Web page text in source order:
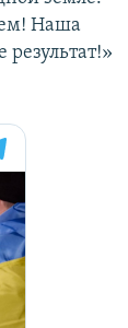
Наша